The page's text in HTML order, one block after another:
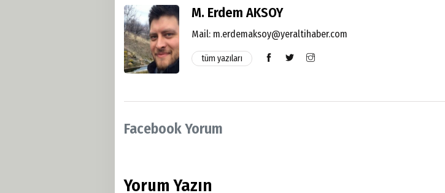
M. Erdem AKSOY
Mail: m.erdemaksoy@yeraltihaber.com
tüm yazıları
Facebook Yorum
Yorum Yazın